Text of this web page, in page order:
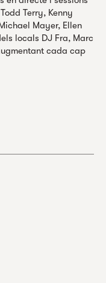
Terry, Kenny
Mayer, Ellen
locals DJ Fra, Marc
cada cap